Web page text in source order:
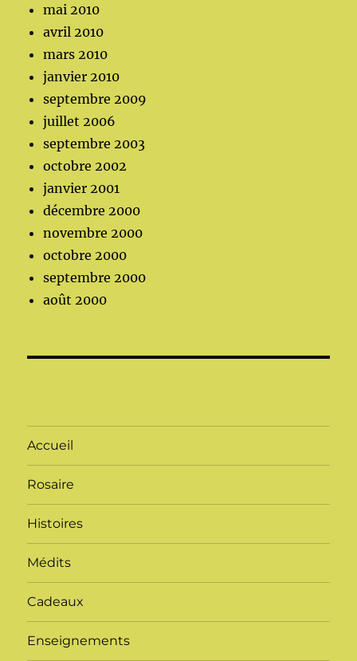
mai 2010
avril 2010
mars 2010
janvier 2010
septembre 2009
juillet 2006
septembre 2003
octobre 2002
janvier 2001
décembre 2000
novembre 2000
octobre 2000
septembre 2000
août 2000
Accueil
Rosaire
Histoires
Médits
Cadeaux
Enseignements